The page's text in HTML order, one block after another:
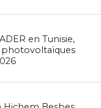
en Tunisie,
photovoltaïques